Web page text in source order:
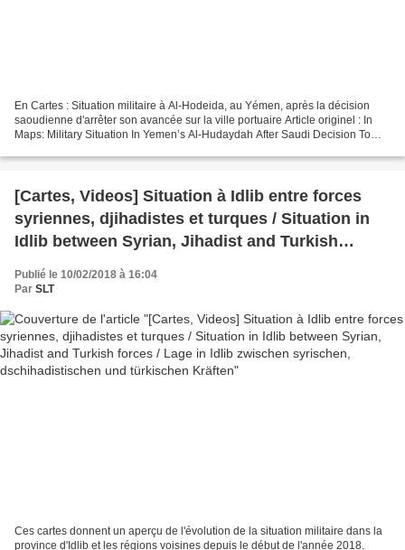
En Cartes : Situation militaire à Al-Hodeida, au Yémen, après la décision
saoudienne d'arrêter son avancée sur la ville portuaire Article originel : In
Maps: Military Situation In Yemen’s Al-Hudaydah After Saudi Decision To
[Cartes, Videos] Situation à Idlib entre forces
syriennes, djihadistes et turques / Situation in
Idlib between Syrian, Jihadist and Turkish
forces / Lage in Idlib zwischen syrischen,
dschihadistischen und türkischen Kräften
Publié le 10/02/2018 à 16:04
Par SLT
Ces cartes donnent un aperçu de l'évolution de la situation militaire dans la
province d'Idlib et les régions voisines depuis le début de l'année 2018.